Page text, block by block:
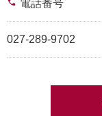
phone 電話番号
027-289-9702